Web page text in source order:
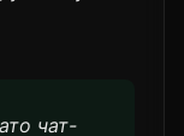
чат-